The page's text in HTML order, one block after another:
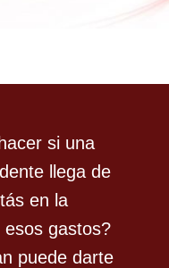
si una
llega de
en la
gastos?
puede darte